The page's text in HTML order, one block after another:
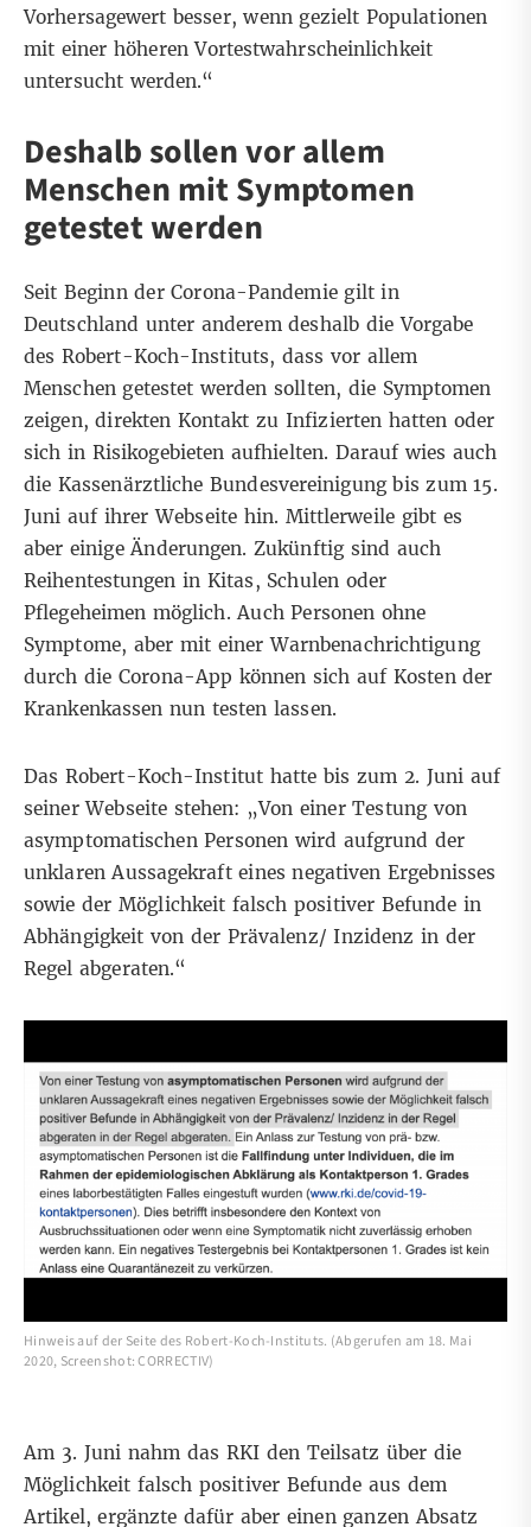
Vorhersagewert besser, wenn gezielt Populationen
mit einer höheren Vortestwahrscheinlichkeit
untersucht werden.“
Deshalb sollen vor allem
Menschen mit Symptomen
getestet werden
Seit Beginn der Corona-Pandemie gilt in
Deutschland unter anderem deshalb die Vorgabe
des Robert-Koch-Instituts, dass vor allem
Menschen getestet werden sollten, die Symptomen
zeigen, direkten Kontakt zu Infizierten hatten oder
sich in Risikogebieten aufhielten. Darauf wies auch
die Kassenärztliche Bundesvereinigungbis zum 15.
Juni auf ihrer Webseite hin. Mittlerweile gibt es
abereinige Änderungen. Zukünftig sind auch
Reihentestungen in Kitas, Schulen oder
Pflegeheimen möglich. Auch Personen ohne
Symptome, aber mit einer Warnbenachrichtigung
durch die Corona-App können sich auf Kosten der
Krankenkassen nun testen lassen.
Das Robert-Koch-Institut hatte bis zum 2. Juni auf
seinerWebseite stehen: „Von einer Testung von
asymptomatischen Personen wird aufgrund der
unklaren Aussagekraft eines negativen Ergebnisses
sowie der Möglichkeit falsch positiver Befunde in
Abhängigkeit von der Prävalenz/ Inzidenz in der
Regel abgeraten.“
Hinweis auf der Seite des Robert-Koch-Instituts. (Abgerufen am 18. Mai
2020, Screenshot: CORRECTIV)
Am 3. Juni nahm das RKI den Teilsatz über die
Möglichkeit falsch positiver Befunde aus dem
Artikel, ergänzte dafür aber einen ganzen Absatz